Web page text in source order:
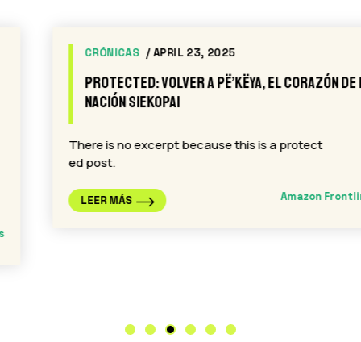
CRÓNICAS / APRIL 23, 2025
Protected: Volver a Pë’këya, el corazón de la
Nación Siekopai
There is no excerpt because this is a protect
ed post.
LEER MÁS Amazon Frontlines